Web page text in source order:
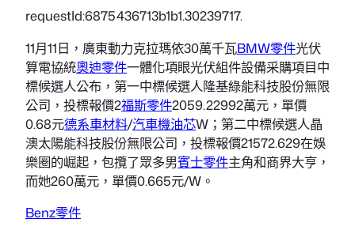
requestId:6875436713b1b1.30239717.
11月11日，廣東動力克拉瑪依30萬千瓦BMW零件光伏
算電協統奧迪零件一體化項眼光伏組件設備采購項目中
標候選人公布，第一中標候選人隆基綠能科技股份無限
公司，投標報價2福斯零件2059.22992萬元，單價
0.68元德系車材料/汽車機油芯W；第二中標候選人晶
澳太陽能科技股份無限公司，投標報價21572.629在娛
樂圈的崛起，包攬了眾多男賓士零件主角和商界大亨，
而她260萬元，單價0.665元/W。
Benz零件